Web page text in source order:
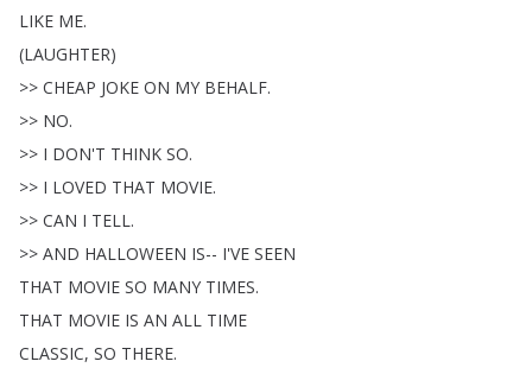
LIKE ME.
(LAUGHTER)
>> CHEAP JOKE ON MY BEHALF.
>> NO.
>> I DON'T THINK SO.
>> I LOVED THAT MOVIE.
>> CAN I TELL.
>> AND HALLOWEEN IS-- I'VE SEEN
THAT MOVIE SO MANY TIMES.
THAT MOVIE IS AN ALL TIME
CLASSIC, SO THERE.